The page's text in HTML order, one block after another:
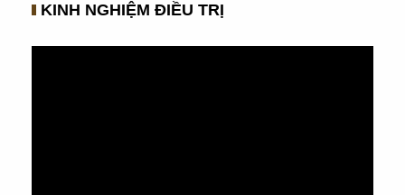
KINH NGHIỆM ĐIỀU TRỊ